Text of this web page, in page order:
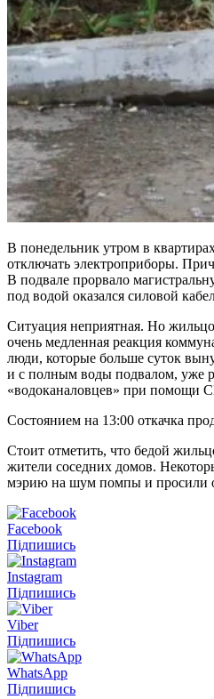
В понедельник утром в
отключать электроприборы.
В подвале прорвало
под водой оказался силовой
Ситуация неприятная. Но
очень медленная реакция
люди, которые больше суток
и с полным воды подвалом, уже
«водоканаловцев» при помощи
Состоянием на 13:00 откачка
Стоит отметить, что бедой
жители соседних домов.
мэрию на шум помпы и просили
Facebook
Підпишись
Instagram
Підпишись
Viber
Підпишись
WhatsApp
Підпишись